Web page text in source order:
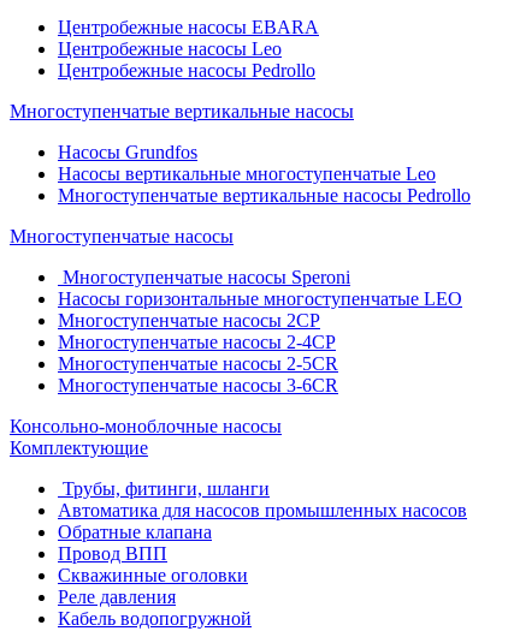
Центробежные насосы EBARA
Центробежные насосы Leo
Центробежные насосы Pedrollo
Многоступенчатые вертикальные насосы
Насосы Grundfos
Насосы вертикальные многоступенчатые Leo
Многоступенчатые вертикальные насосы Pedrollo
Многоступенчатые насосы
Многоступенчатые насосы Speroni
Насосы горизонтальные многоступенчатые LEO
Многоступенчатые насосы 2CP
Многоступенчатые насосы 2-4CP
Многоступенчатые насосы 2-5CR
Многоступенчатые насосы 3-6CR
Консольно-моноблочные насосы
Комплектующие
Трубы, фитинги, шланги
Автоматика для насосов промышленных насосов
Обратные клапана
Провод ВПП
Скважинные оголовки
Реле давления
Кабель водопогружной